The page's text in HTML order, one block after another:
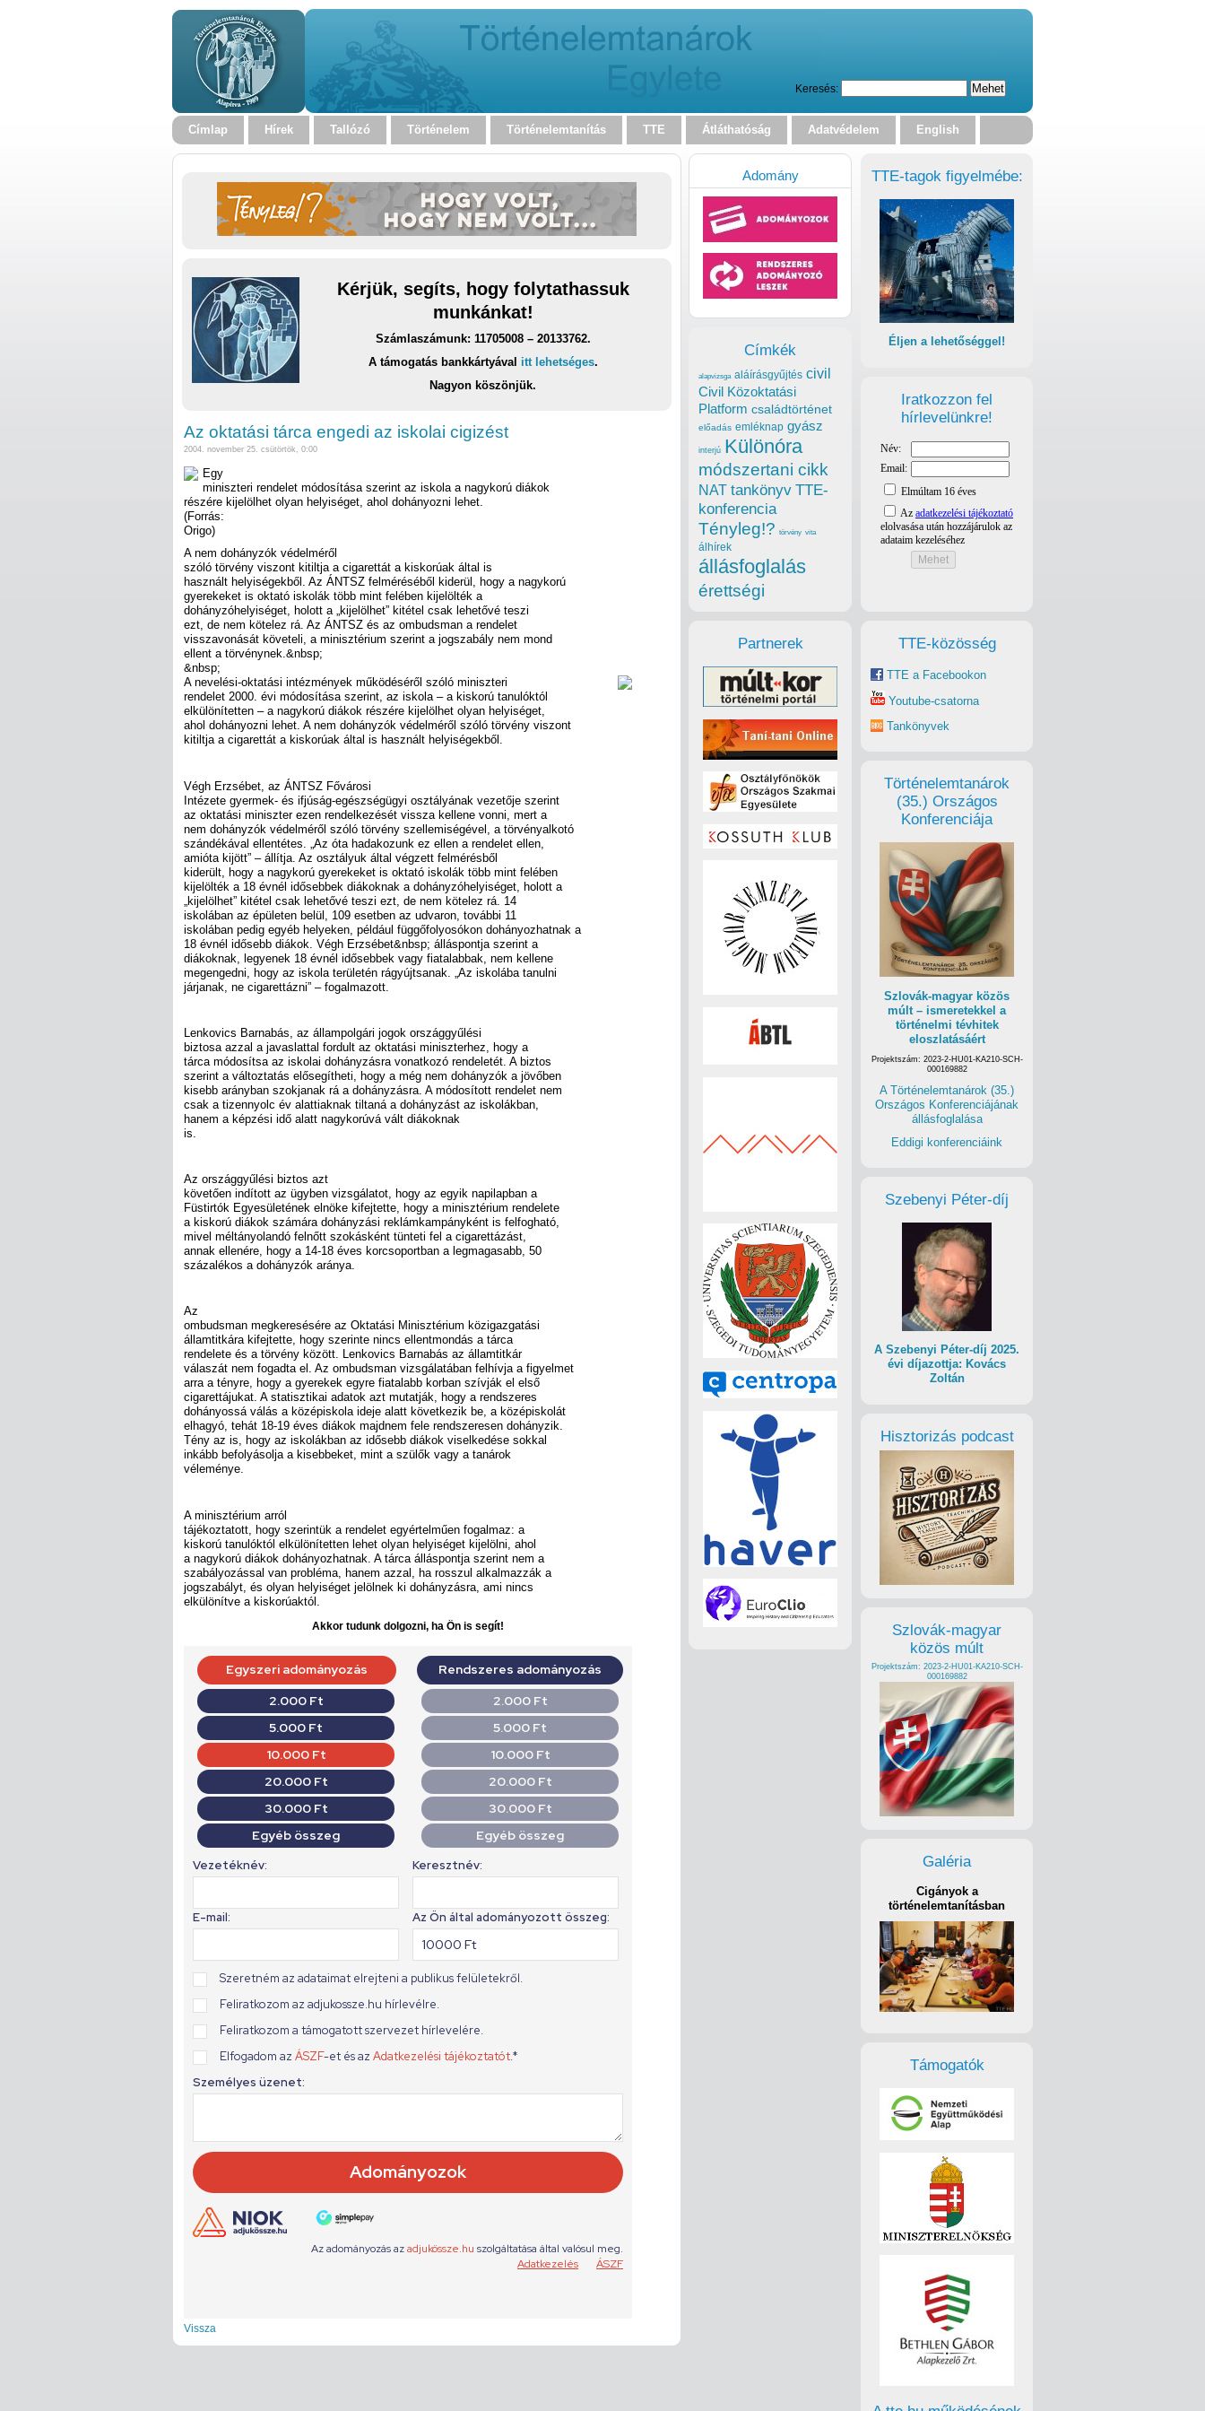
Keresés:
Címlap Hírek Tallózó Történelem Történelemtanítás TTE Átláthatóság Adatvédelem English
Kérjük, segíts, hogy folytathassuk
munkánkat!
Számlaszámunk: 11705008 – 20133762.
A támogatás bankkártyával itt lehetséges.
Nagyon köszönjük.
Az oktatási tárca engedi az iskolai cigizést
2004. november 25. csütörtök, 0:00
Egy
miniszteri rendelet módosítása szerint az iskola a nagykorú diákok
részére kijelölhet olyan helyiséget, ahol dohányozni lehet.
(Forrás:
Origo)
A nem dohányzók védelméről
szóló törvény viszont kitiltja a cigarettát a kiskorúak által is
használt helyiségekből. Az ÁNTSZ felméréséből kiderül, hogy a nagykorú
gyerekeket is oktató iskolák több mint felében kijelölték a
dohányzóhelyiséget, holott a „kijelölhet” kitétel csak lehetővé teszi
ezt, de nem kötelez rá. Az ÁNTSZ és az ombudsman a rendelet
visszavonását követeli, a minisztérium szerint a jogszabály nem mond
ellent a törvénynek.&nbsp;
&nbsp;
A nevelési-oktatási intézmények működéséről szóló miniszteri
rendelet 2000. évi módosítása szerint, az iskola – a kiskorú tanulóktól
elkülönítetten – a nagykorú diákok részére kijelölhet olyan helyiséget,
ahol dohányozni lehet. A nem dohányzók védelméről szóló törvény viszont
kitiltja a cigarettát a kiskorúak által is használt helyiségekből.
Végh Erzsébet, az ÁNTSZ Fővárosi
Intézete gyermek- és ifjúság-egészségügyi osztályának vezetője szerint
az oktatási miniszter ezen rendelkezését vissza kellene vonni, mert a
nem dohányzók védelméről szóló törvény szellemiségével, a törvényalkotó
szándékával ellentétes. „Az óta hadakozunk ez ellen a rendelet ellen,
amióta kijött” – állítja. Az osztályuk által végzett felmérésből
kiderült, hogy a nagykorú gyerekeket is oktató iskolák több mint felében
kijelölték a 18 évnél idősebbek diákoknak a dohányzóhelyiséget, holott a
„kijelölhet” kitétel csak lehetővé teszi ezt, de nem kötelez rá. 14
iskolában az épületen belül, 109 esetben az udvaron, további 11
iskolában pedig egyéb helyeken, például függőfolyosókon dohányozhatnak a
18 évnél idősebb diákok. Végh Erzsébet&nbsp; álláspontja szerint a
diákoknak, legyenek 18 évnél idősebbek vagy fiatalabbak, nem kellene
megengedni, hogy az iskola területén rágyújtsanak. „Az iskolába tanulni
járjanak, ne cigarettázni” – fogalmazott.
Lenkovics Barnabás, az állampolgári jogok országgyűlési
biztosa azzal a javaslattal fordult az oktatási miniszterhez, hogy a
tárca módosítsa az iskolai dohányzásra vonatkozó rendeletét. A biztos
szerint a változtatás elősegítheti, hogy a még nem dohányzók a jövőben
kisebb arányban szokjanak rá a dohányzásra. A módosított rendelet nem
csak a tizennyolc év alattiaknak tiltaná a dohányzást az iskolákban,
hanem a képzési idő alatt nagykorúvá vált diákoknak
is.
Az országgyűlési biztos azt
követően indított az ügyben vizsgálatot, hogy az egyik napilapban a
Füstirtók Egyesületének elnöke kifejtette, hogy a minisztérium rendelete
a kiskorú diákok számára dohányzási reklámkampányként is felfogható,
mivel méltányolandó felnőtt szokásként tünteti fel a cigarettázást,
annak ellenére, hogy a 14-18 éves korcsoportban a legmagasabb, 50
százalékos a dohányzók aránya.
Az
ombudsman megkeresésére az Oktatási Minisztérium közigazgatási
államtitkára kifejtette, hogy szerinte nincs ellentmondás a tárca
rendelete és a törvény között. Lenkovics Barnabás az államtitkár
válaszát nem fogadta el. Az ombudsman vizsgálatában felhívja a figyelmet
arra a tényre, hogy a gyerekek egyre fiatalabb korban szívják el első
cigarettájukat. A statisztikai adatok azt mutatják, hogy a rendszeres
dohányossá válás a középiskola ideje alatt következik be, a középiskolát
elhagyó, tehát 18-19 éves diákok majdnem fele rendszeresen dohányzik.
Tény az is, hogy az iskolákban az idősebb diákok viselkedése sokkal
inkább befolyásolja a kisebbeket, mint a szülők vagy a tanárok
véleménye.
A minisztérium arról
tájékoztatott, hogy szerintük a rendelet egyértelműen fogalmaz: a
kiskorú tanulóktól elkülönítetten lehet olyan helyiséget kijelölni, ahol
a nagykorú diákok dohányozhatnak. A tárca álláspontja szerint nem a
szabályozással van probléma, hanem azzal, ha rosszul alkalmazzák a
jogszabályt, és olyan helyiséget jelölnek ki dohányzásra, ami nincs
elkülönítve a kiskorúaktól.
Akkor tudunk dolgozni, ha Ön is segít!
Vissza
TTE-tagok figyelmébe:
Éljen a lehetőséggel!
Iratkozzon fel
hírlevelünkre!
TTE-közösség
TTE a Facebookon
Youtube-csatorna
Tankönyvek
Történelemtanárok
(35.) Országos
Konferenciája
Szlovák-magyar közös
múlt – ismeretekkel a
történelmi tévhitek
eloszlatásáért
Projektszám: 2023-2-HU01-KA210-SCH-
000169882
A Történelemtanárok (35.)
Országos Konferenciájának
állásfoglalása
Eddigi konferenciáink
Szebenyi Péter-díj
A Szebenyi Péter-díj 2025.
évi díjazottja: Kovács
Zoltán
Hisztorizás podcast
Szlovák-magyar
közös múlt
Projektszám: 2023-2-HU01-KA210-SCH-
000169882
Galéria
Cigányok a
történelemtanításban
Támogatók
Adomány
Címkék
alapvizsga aláírásgyűjtés civil
Civil Közoktatási
Platform családtörténet
előadás emléknap gyász
interjú Különóra
módszertani cikk
NAT tankönyv TTE-
konferencia
Tényleg!? törvény vita
álhírek
állásfoglalás
érettségi
Partnerek